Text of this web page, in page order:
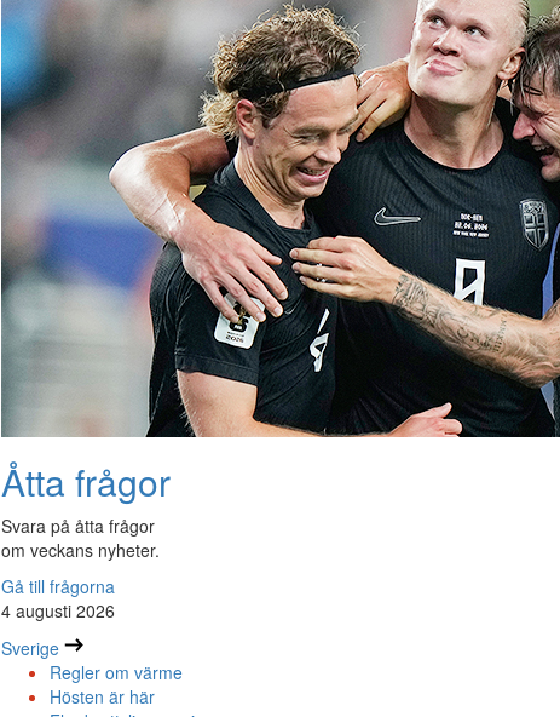
Åtta frågor
Svara på åtta frågor
om veckans nyheter.
Gå till frågorna
4 augusti 2026
Sverige
Regler om värme
Hösten är här